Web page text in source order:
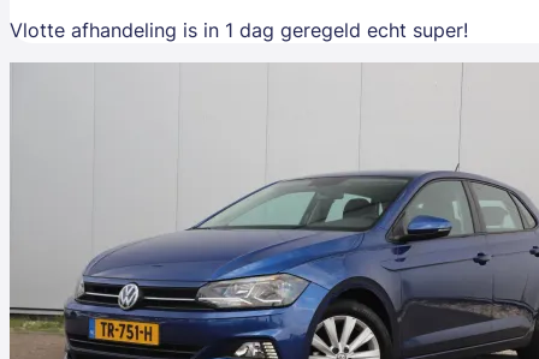
Vlotte afhandeling is in 1 dag geregeld echt super!